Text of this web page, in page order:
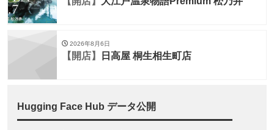
2026年8月6日
【開店】 日高屋 桐生相生町店
Hugging Face Hub データ公開